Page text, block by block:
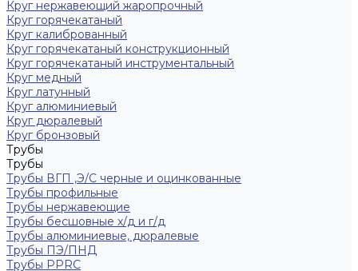
Круг нержавеющий жаропрочный
Круг горячекатаный
Круг калиброванный
Круг горячекатаный конструкционный
Круг горячекатаный инструментальный
Круг медный
Круг латунный
Круг алюминиевый
Круг дюралевый
Круг бронзовый
Трубы
Трубы
Трубы ВГП ,Э/С черные и оцинкованные
Трубы профильные
Трубы нержавеющие
Трубы бесшовные х/д и г/д
Трубы алюминиевые, дюралевые
Трубы ПЭ/ПНД
Трубы PPRC